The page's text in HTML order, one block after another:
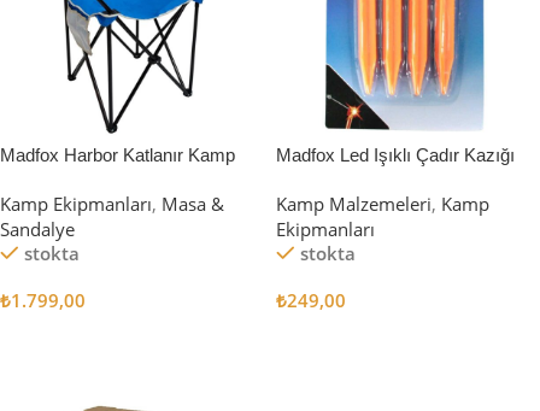
Madfox Harbor Katlanır Kamp
Kamp Ekipmanları, Masa &
Sandalye
stokta
₺1.799,00
Madfox Led Işıklı Çadır Kazığı
Kamp Malzemeleri, Kamp
Ekipmanları
stokta
₺249,00